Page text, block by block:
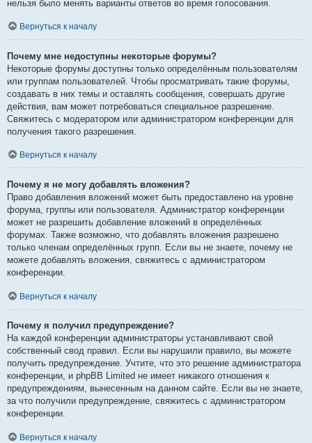
нельзя было менять варианты ответов во время голосования.
Вернуться к началу
Почему мне недоступны некоторые форумы?
Некоторые форумы доступны только определённым пользователям
или группам пользователей. Чтобы просматривать такие форумы,
создавать в них темы и оставлять сообщения, совершать другие
действия, вам может потребоваться специальное разрешение.
Свяжитесь с модератором или администратором конференции для
получения такого разрешения.
Вернуться к началу
Почему я не могу добавлять вложения?
Право добавления вложений может быть предоставлено на уровне
форума, группы или пользователя. Администратор конференции
может не разрешить добавление вложений в определённых
форумах. Также возможно, что добавлять вложения разрешено
только членам определённых групп. Если вы не знаете, почему не
можете добавлять вложения, свяжитесь с администратором
конференции.
Вернуться к началу
Почему я получил предупреждение?
На каждой конференции администраторы устанавливают свой
собственный свод правил. Если вы нарушили правило, вы можете
получить предупреждение. Учтите, что это решение администратора
конференции, и phpBB Limited не имеет никакого отношения к
предупреждениям, вынесенным на данном сайте. Если вы не знаете,
за что получили предупреждение, свяжитесь с администратором
конференции.
Вернуться к началу